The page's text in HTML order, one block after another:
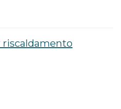
riscaldamento